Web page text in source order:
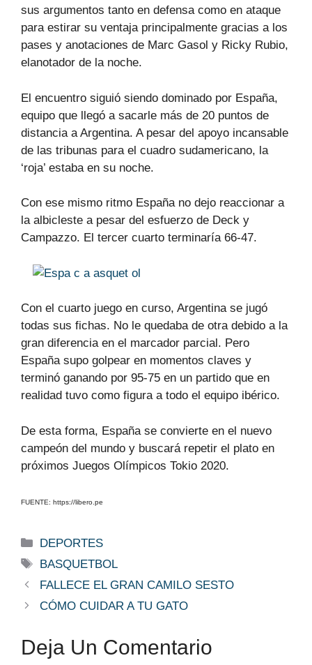
sus argumentos tanto en defensa como en ataque
para estirar su ventaja principalmente gracias a los
pases y anotaciones de Marc Gasol y Ricky Rubio,
elanotador de la noche.
El encuentro siguió siendo dominado por España,
equipo que llegó a sacarle más de 20 puntos de
distancia a Argentina. A pesar del apoyo incansable
de las tribunas para el cuadro sudamericano, la
‘roja’ estaba en su noche.
Con ese mismo ritmo España no dejo reaccionar a
la albicleste a pesar del esfuerzo de Deck y
Campazzo. El tercer cuarto terminaría 66-47.
Con el cuarto juego en curso, Argentina se jugó
todas sus fichas. No le quedaba de otra debido a la
gran diferencia en el marcador parcial. Pero
España supo golpear en momentos claves y
terminó ganando por 95-75 en un partido que en
realidad tuvo como figura a todo el equipo ibérico.
De esta forma, España se convierte en el nuevo
campeón del mundo y buscará repetir el plato en
próximos Juegos Olímpicos Tokio 2020.
FUENTE: https://libero.pe
Categorías
DEPORTES
Etiquetas
BASQUETBOL
FALLECE EL GRAN CAMILO SESTO
CÓMO CUIDAR A TU GATO
Deja Un Comentario